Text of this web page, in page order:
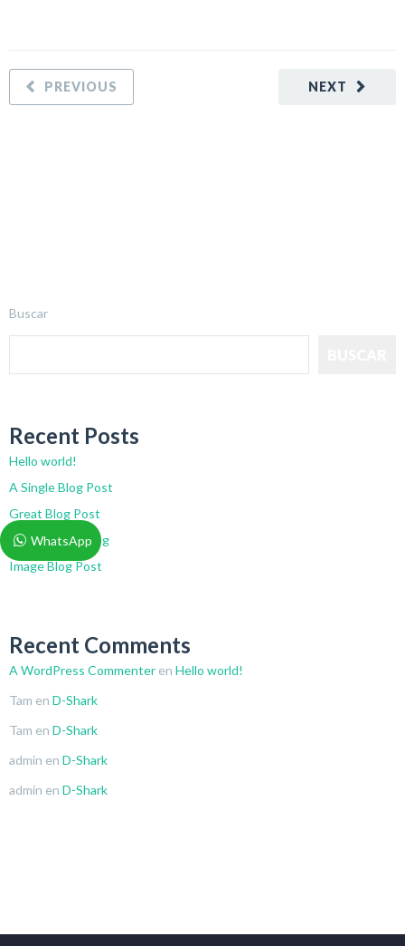
NEXT
PREVIOUS
Buscar
Recent Posts
Hello world!
A Single Blog Post
Great Blog Post
Single Image Blog
Image Blog Post
Recent Comments
A WordPress Commenter en Hello world!
Tam en D-Shark
Tam en D-Shark
admin en D-Shark
admin en D-Shark
WhatsApp